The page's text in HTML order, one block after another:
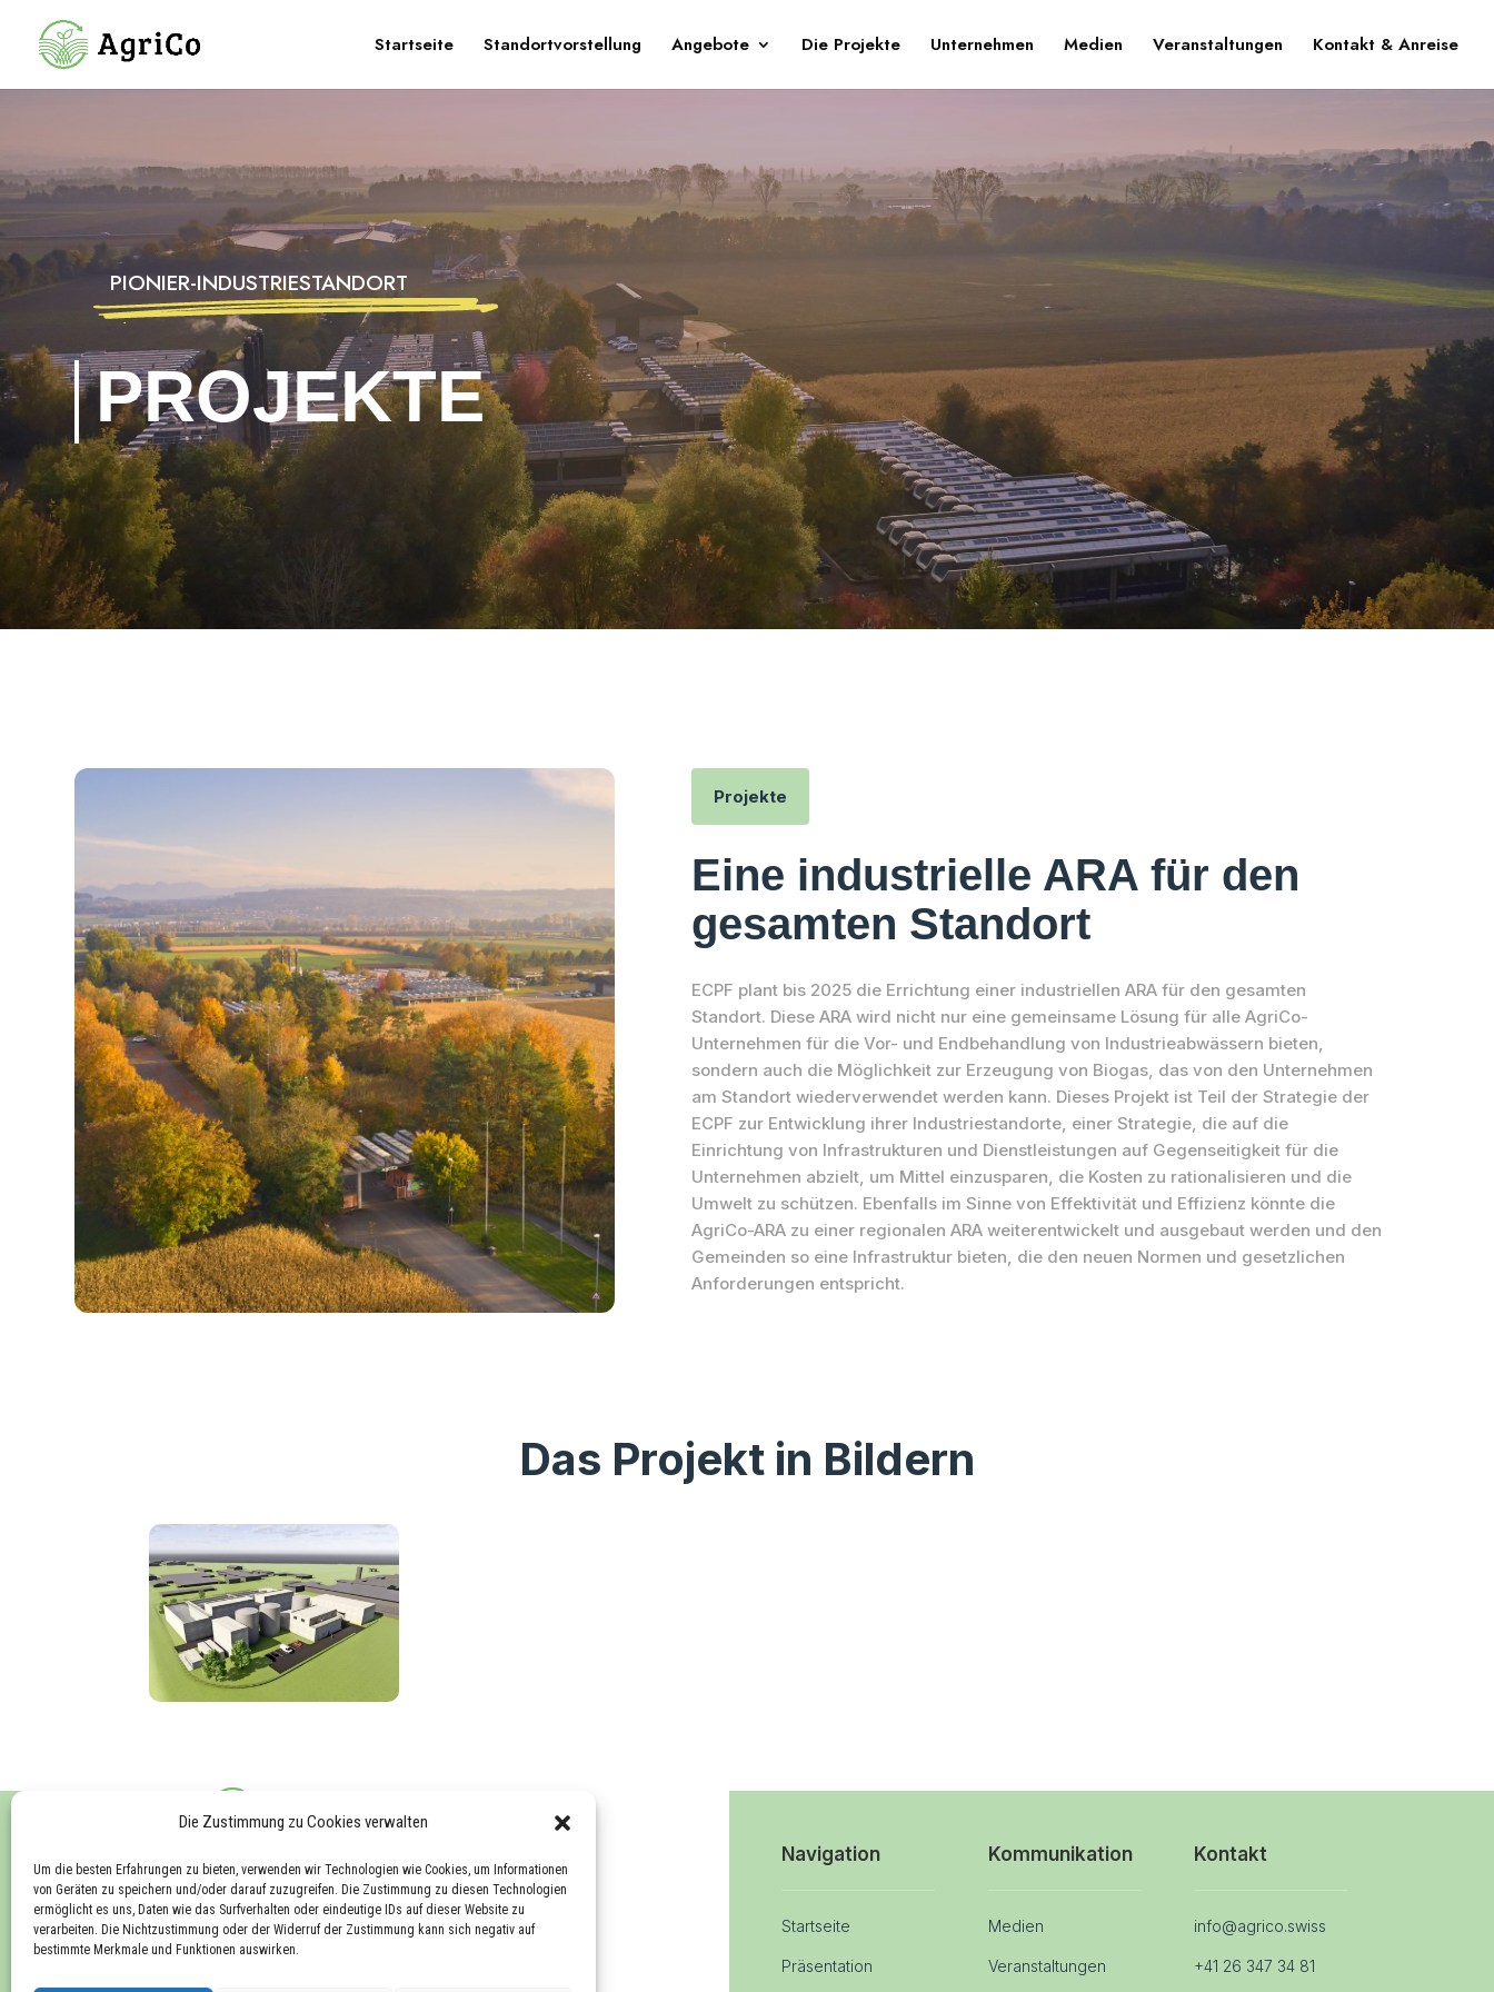
Die Zustimmung zu Cookies verwalten
Um die besten Erfahrungen zu bieten, verwenden wir Technologien wie Cookies, um Informationen
von Geräten zu speichern und/oder darauf zuzugreifen. Die Zustimmung zu diesen Technologien
ermöglicht es uns, Daten wie das Surfverhalten oder eindeutige IDs auf dieser Website zu
verarbeiten. Die Nichtzustimmung oder der Widerruf der Zustimmung kann sich negativ auf
bestimmte Merkmale und Funktionen auswirken.
Startseite Standortvorstellung Angebote Die Projekte Unternehmen Medien Veranstaltungen Kontakt & Anreise
PIONIER-INDUSTRIESTANDORT
PROJEKTE
Projekte
Eine industrielle ARA für den
gesamten Standort
ECPF plant bis 2025 die Errichtung einer industriellen ARA für den gesamten
Standort. Diese ARA wird nicht nur eine gemeinsame Lösung für alle AgriCo-
Unternehmen für die Vor- und Endbehandlung von Industrieabwässern bieten,
sondern auch die Möglichkeit zur Erzeugung von Biogas, das von den Unternehmen
am Standort wiederverwendet werden kann. Dieses Projekt ist Teil der Strategie der
ECPF zur Entwicklung ihrer Industriestandorte, einer Strategie, die auf die
Einrichtung von Infrastrukturen und Dienstleistungen auf Gegenseitigkeit für die
Unternehmen abzielt, um Mittel einzusparen, die Kosten zu rationalisieren und die
Umwelt zu schützen. Ebenfalls im Sinne von Effektivität und Effizienz könnte die
AgriCo-ARA zu einer regionalen ARA weiterentwickelt und ausgebaut werden und den
Gemeinden so eine Infrastruktur bieten, die den neuen Normen und gesetzlichen
Anforderungen entspricht.
Das Projekt in Bildern
Route de la Petite Glâne 20
1566 St-Aubin, FR
Navigation
Startseite
Präsentation
Kommunikation
Medien
Veranstaltungen
Kontakt
info@agrico.swiss
+41 26 347 34 81